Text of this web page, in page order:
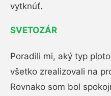
vytknúť.
SVETOZÁR
Poradili mi, aký typ
všetko zrealizovali na
Rovnako som bol